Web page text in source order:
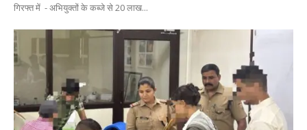
गिरफ्त में - अभियुक्तों के कब्जे से 20 लाख...